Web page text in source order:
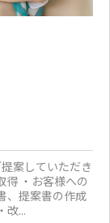
案していただき
得 ・お客様への
、提案書の作成
改...